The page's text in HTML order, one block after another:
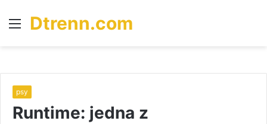
Menu
Dtrenn.com
psy
Runtime: jedna z